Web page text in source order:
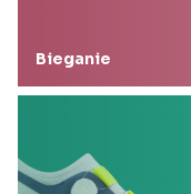
Bieganie